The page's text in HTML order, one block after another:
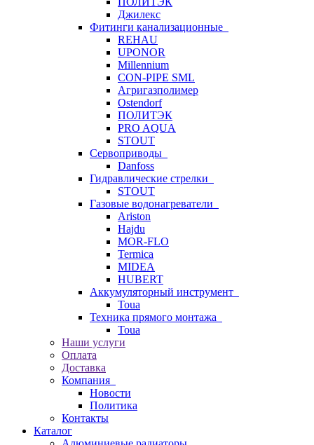
Джилекс
Фитинги канализационные
REHAU
UPONOR
Millennium
CON-PIPE SML
Агригазполимер
Ostendorf
ПОЛИТЭК
PRO AQUA
STOUT
Сервоприводы
Danfoss
Гидравлические стрелки
STOUT
Газовые водонагреватели
Ariston
Hajdu
MOR-FLO
Termica
MIDEA
HUBERT
Аккумуляторный инструмент
Toua
Техника прямого монтажа
Toua
Наши услуги
Оплата
Доставка
Компания
Новости
Политика
Контакты
Каталог